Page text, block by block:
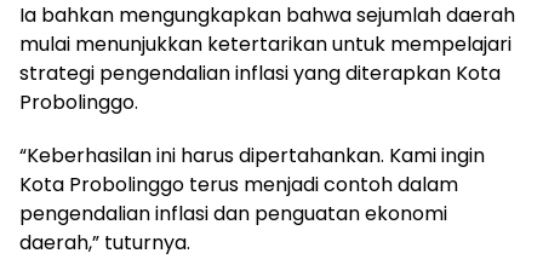
Ia bahkan mengungkapkan bahwa sejumlah daerah
mulai menunjukkan ketertarikan untuk mempelajari
strategi pengendalian inflasi yang diterapkan Kota
Probolinggo.
“Keberhasilan ini harus dipertahankan. Kami ingin
Kota Probolinggo terus menjadi contoh dalam
pengendalian inflasi dan penguatan ekonomi
daerah,” tuturnya.